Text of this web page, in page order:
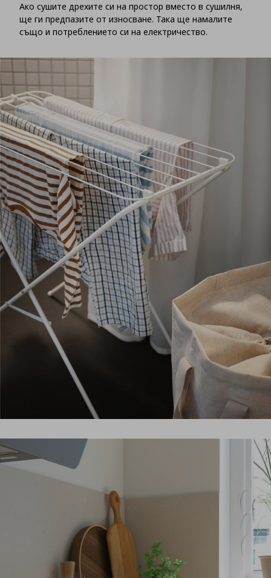
Ако сушите дрехите си на простор вместо в сушилня,
ще ги предпазите от износване. Така ще намалите
също и потреблението си на електричество.